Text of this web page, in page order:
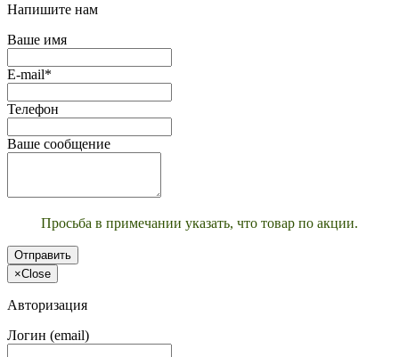
Напишите нам
Ваше имя
E-mail*
Телефон
Ваше сообщение
Просьба в примечании указать, что товар по акции.
Отправить
×Close
Авторизация
Логин (email)